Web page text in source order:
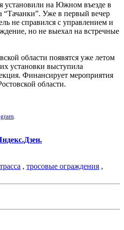
установили на Южном въезде в
“Тачанки”. Уже в первый вечер
не справился с управлением и
но не выехал на встречные
области появятся уже летом
установки выступила
Финансирует мероприятия
области.
.
трасса , тросовые ограждения ,